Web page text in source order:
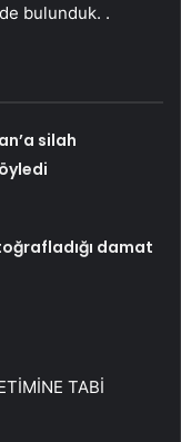
bulunduk. .
silah
damat
TABİ